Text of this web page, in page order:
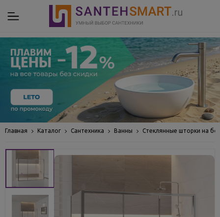
Главная Каталог Сантехника Ванны Стеклянные шторки на